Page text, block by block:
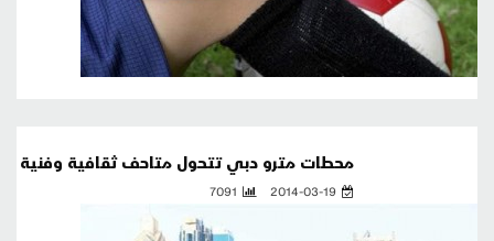
محطات مترو دبي تتحول متاحف ثقافية وفنية
2014-03-19
7091